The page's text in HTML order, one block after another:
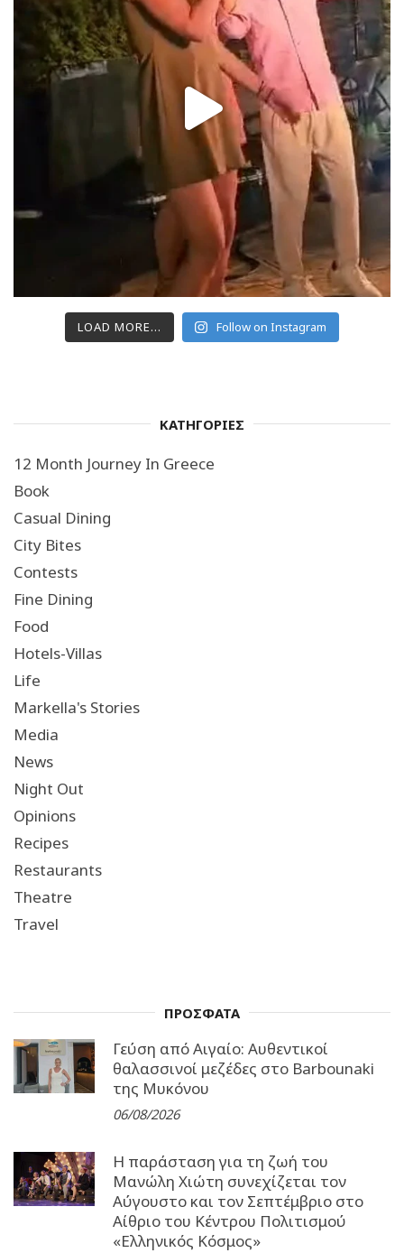
LOAD MORE... Follow on Instagram
ΚΑΤΗΓΟΡΙΕΣ
12 Month Journey In Greece
Book
Casual Dining
City Bites
Contests
Fine Dining
Food
Hotels-Villas
Life
Markella's Stories
Media
News
Night Out
Opinions
Recipes
Restaurants
Theatre
Travel
ΠΡΟΣΦΑΤΑ
Γεύση από Αιγαίο: Αυθεντικοί
θαλασσινοί μεζέδες στο Barbounaki
της Μυκόνου
06/08/2026
Η παράσταση για τη ζωή του
Μανώλη Χιώτη συνεχίζεται τον
Αύγουστο και τον Σεπτέμβριο στο
Αίθριο του Κέντρου Πολιτισμού
«Ελληνικός Κόσμος»